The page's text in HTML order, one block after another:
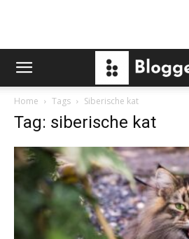
Home Tags Siberische kat
Tag: siberische kat